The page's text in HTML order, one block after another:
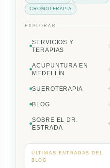
CROMOTERAPIA
EXPLORAR
SERVICIOS Y
TERAPIAS
ACUPUNTURA EN
MEDELLÍN
SUEROTERAPIA
BLOG
SOBRE EL DR.
ESTRADA
ÚLTIMAS ENTRADAS DEL
BLOG